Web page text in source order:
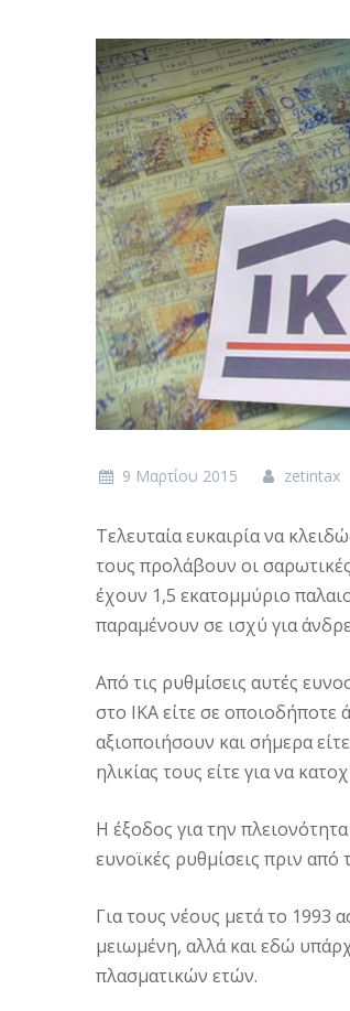
9 Μαρτίου 2015 zetintax
Τελευταία ευκαιρία να
τους προλάβουν οι
έχουν 1,5 εκατομμύριο
παραμένουν σε ισχύ για
Από τις ρυθμίσεις αυτές
στο ΙΚΑ είτε σε οποιοδήποτε
αξιοποιήσουν και σήμερα
ηλικίας τους είτε για να
Η έξοδος για την
ευνοϊκές ρυθμίσεις πριν
Για τους νέους μετά το
μειωμένη, αλλά και εδώ
πλασματικών ετών.